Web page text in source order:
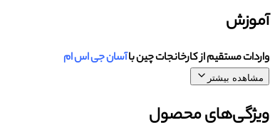
آموزش
واردات مستقیم از کارخانجات چین باآسان جی اس ام
مشاهده بیشتر
ویژگی‌های محصول